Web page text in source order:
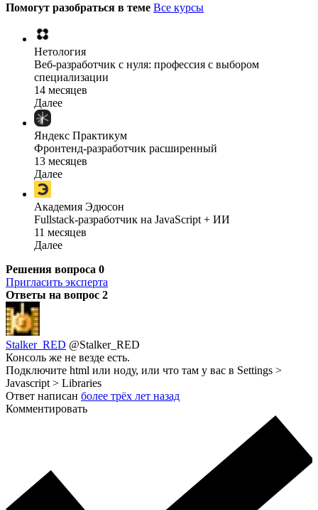
Помогут разобраться в теме Все курсы
Нетология
Веб-разработчик с нуля: профессия с выбором
специализации
14 месяцев
Далее
Яндекс Практикум
Фронтенд-разработчик расширенный
13 месяцев
Далее
Академия Эдюсон
Fullstack-разработчик на JavaScript + ИИ
11 месяцев
Далее
Решения вопроса 0
Пригласить эксперта
Ответы на вопрос 2
Stalker_RED @Stalker_RED
Консоль же не везде есть.
Подключите html или ноду, или что там у вас в Settings >
Javascript > Libraries
Ответ написан более трёх лет назад
Комментировать